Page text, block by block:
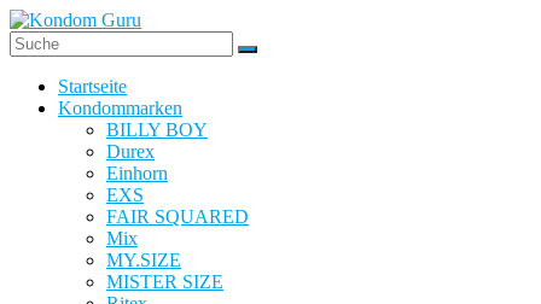
Startseite
Kondommarken
BILLY BOY
Durex
Einhorn
EXS
FAIR SQUARED
Mix
MY.SIZE
MISTER SIZE